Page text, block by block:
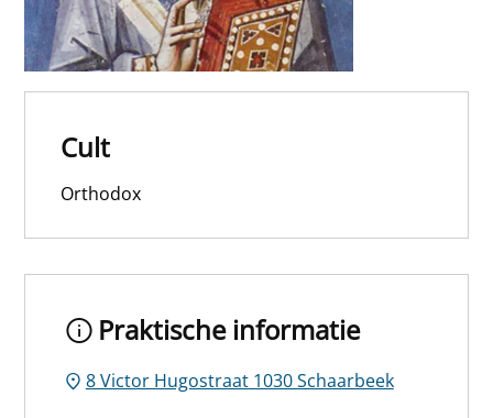
Cult
Orthodox
Praktische informatie
8 Victor Hugostraat 1030 Schaarbeek